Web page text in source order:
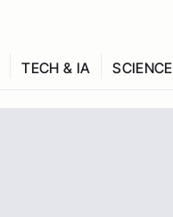
TECH & IA SCIENCE